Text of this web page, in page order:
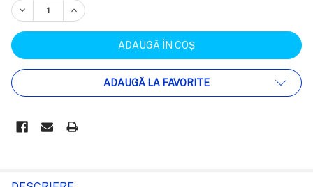
REDUCEȚI CANTITATEA:
CREȘTEȚI CANTITATEA:
ADAUGĂ LA FAVORITE